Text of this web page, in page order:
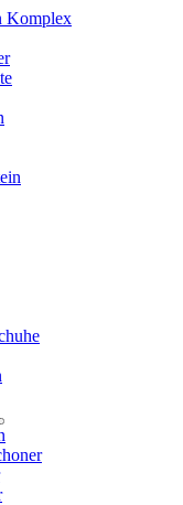
Komplex